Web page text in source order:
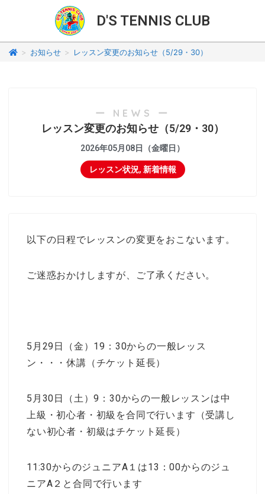
D'S TENNIS CLUB
> お知らせ > レッスン変更のお知らせ（5/29・30）
ー NEWS ー
レッスン変更のお知らせ（5/29・30）
2026年05月08日（金曜日）
レッスン状況, 新着情報
以下の日程でレッスンの変更をおこないます。
ご迷惑おかけしますが、ご了承ください。
5月29日（金）19：30からの一般レッス
ン・・・休講（チケット延長）
5月30日（土）9：30からの一般レッスンは中
上級・初心者・初級を合同で行います（受講し
ない初心者・初級はチケット延長）
11:30からのジュニアA１は13：00からのジュ
ニアA２と合同で行います